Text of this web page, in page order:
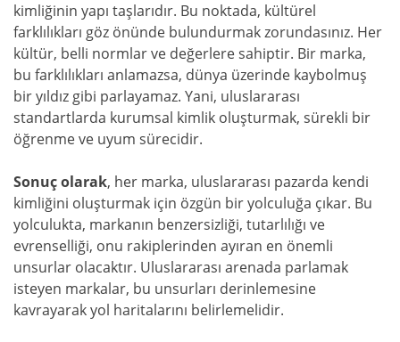
kimliğinin yapı taşlarıdır. Bu noktada, kültürel
farklılıkları göz önünde bulundurmak zorundasınız. Her
kültür, belli normlar ve değerlere sahiptir. Bir marka,
bu farklılıkları anlamazsa, dünya üzerinde kaybolmuş
bir yıldız gibi parlayamaz. Yani, uluslararası
standartlarda kurumsal kimlik oluşturmak, sürekli bir
öğrenme ve uyum sürecidir.
Sonuç olarak, her marka, uluslararası pazarda kendi
kimliğini oluşturmak için özgün bir yolculuğa çıkar. Bu
yolculukta, markanın benzersizliği, tutarlılığı ve
evrenselliği, onu rakiplerinden ayıran en önemli
unsurlar olacaktır. Uluslararası arenada parlamak
isteyen markalar, bu unsurları derinlemesine
kavrayarak yol haritalarını belirlemelidir.